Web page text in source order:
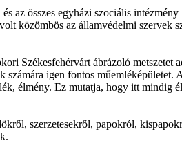
az összes egyházi szociális
közömbös az államvédelmi szervek
Székesfehérvárt ábrázoló metszetet
igen fontos műemléképületet.
élmény. Ez mutatja, hogy itt mindig
szerzetesekről, papokról,